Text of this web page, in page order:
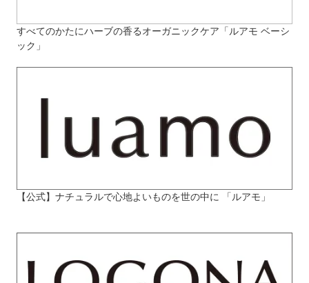
すべてのかたにハーブの香るオーガニックケア「ルアモ ベーシ
ック」
【公式】ナチュラルで心地よいものを世の中に 「ルアモ」